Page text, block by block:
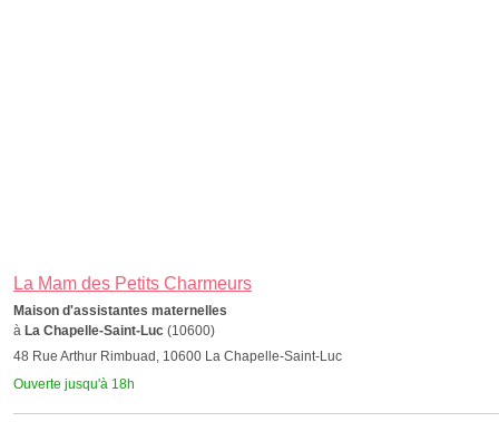
La Mam des Petits Charmeurs
Maison d'assistantes maternelles
à La Chapelle-Saint-Luc (10600)
48 Rue Arthur Rimbuad, 10600 La Chapelle-Saint-Luc
Ouverte jusqu'à 18h